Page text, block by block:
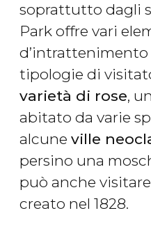
soprattutto dagli
Park offre vari
d’intrattenimento
tipologie di
varietà di rose, un
abitato da varie
alcune ville
persino una
può anche
creato nel 1828.